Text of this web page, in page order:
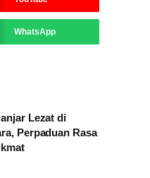
WhatsApp
Lezat di
Perpaduan Rasa